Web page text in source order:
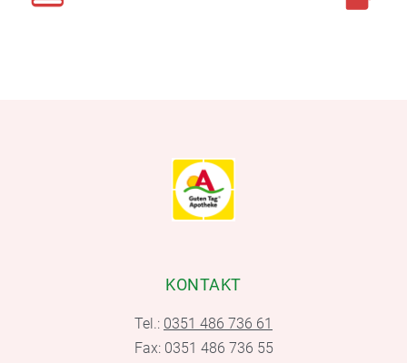
KONTAKT
Tel.: 0351 486 736 61
Fax: 0351 486 736 55